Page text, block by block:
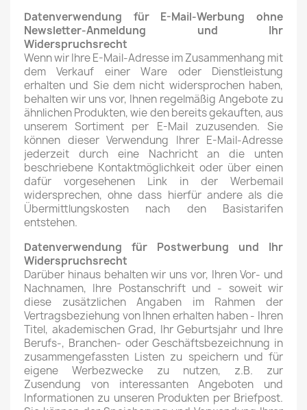
Datenverwendung für E-Mail-Werbung ohne
Newsletter-Anmeldung und Ihr
Widerspruchsrecht
Wenn wir Ihre E-Mail-Adresse im Zusammenhang mit
dem Verkauf einer Ware oder Dienstleistung
erhalten und Sie dem nicht widersprochen haben,
behalten wir uns vor, Ihnen regelmäßig Angebote zu
ähnlichen Produkten, wie den bereits gekauften, aus
unserem Sortiment per E-Mail zuzusenden. Sie
können dieser Verwendung Ihrer E-Mail-Adresse
jederzeit durch eine Nachricht an die unten
beschriebene Kontaktmöglichkeit oder über einen
dafür vorgesehenen Link in der Werbemail
widersprechen, ohne dass hierfür andere als die
Übermittlungskosten nach den Basistarifen
entstehen.
Datenverwendung für Postwerbung und Ihr
Widerspruchsrecht
Darüber hinaus behalten wir uns vor, Ihren Vor- und
Nachnamen, Ihre Postanschrift und - soweit wir
diese zusätzlichen Angaben im Rahmen der
Vertragsbeziehung von Ihnen erhalten haben - Ihren
Titel, akademischen Grad, Ihr Geburtsjahr und Ihre
Berufs-, Branchen- oder Geschäftsbezeichnung in
zusammengefassten Listen zu speichern und für
eigene Werbezwecke zu nutzen, z.B. zur
Zusendung von interessanten Angeboten und
Informationen zu unseren Produkten per Briefpost.